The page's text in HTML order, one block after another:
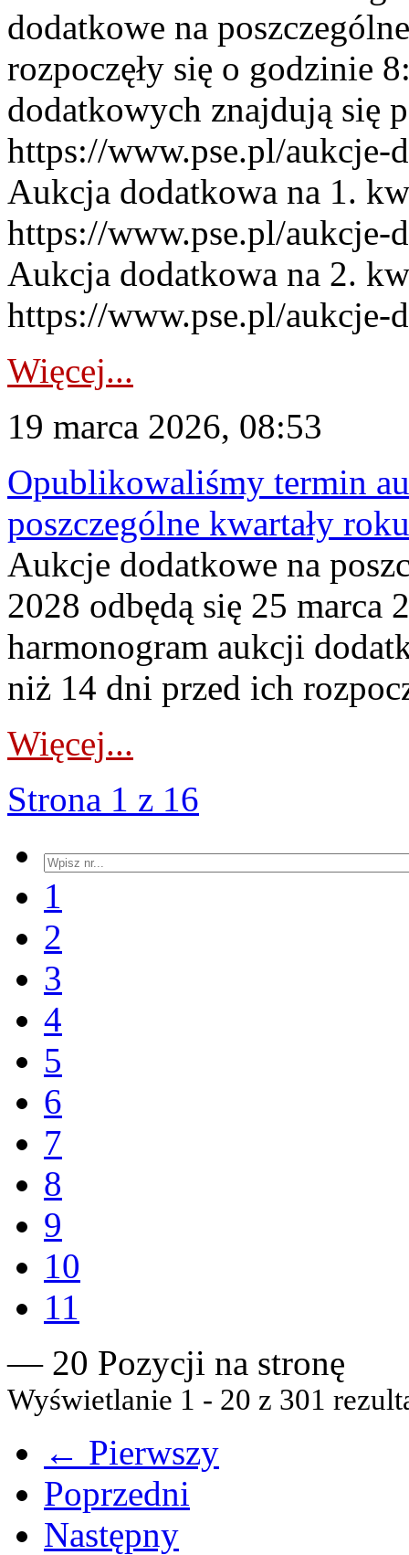
dodatkowe na
rozpoczęły się o godzinie
dodatkowych znajdują się
https://www.pse.pl/
Aukcja dodatkowa na 1.
https://www.pse.pl/
Aukcja dodatkowa na 2.
https://www.pse.pl/aukcje-
Więcej...
19 marca 2026, 08:53
Opublikowaliśmy termin
poszczególne kwartały
Aukcje dodatkowe na
2028 odbędą się 25 marca
harmonogram aukcji
niż 14 dni przed ich
Więcej...
Strona 1 z 16
1
2
3
4
5
6
7
8
9
10
11
— 20 Pozycji na stronę
Wyświetlanie 1 - 20 z 301
← Pierwszy
Poprzedni
Następny